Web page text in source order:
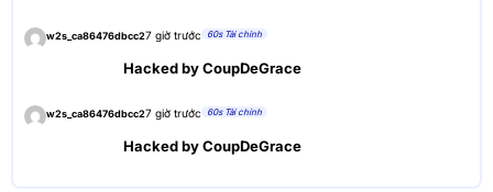
w2s_ca86476dbcc27 giờ trước 60s Tài chính
Hacked by CoupDeGrace
w2s_ca86476dbcc27 giờ trước 60s Tài chính
Hacked by CoupDeGrace